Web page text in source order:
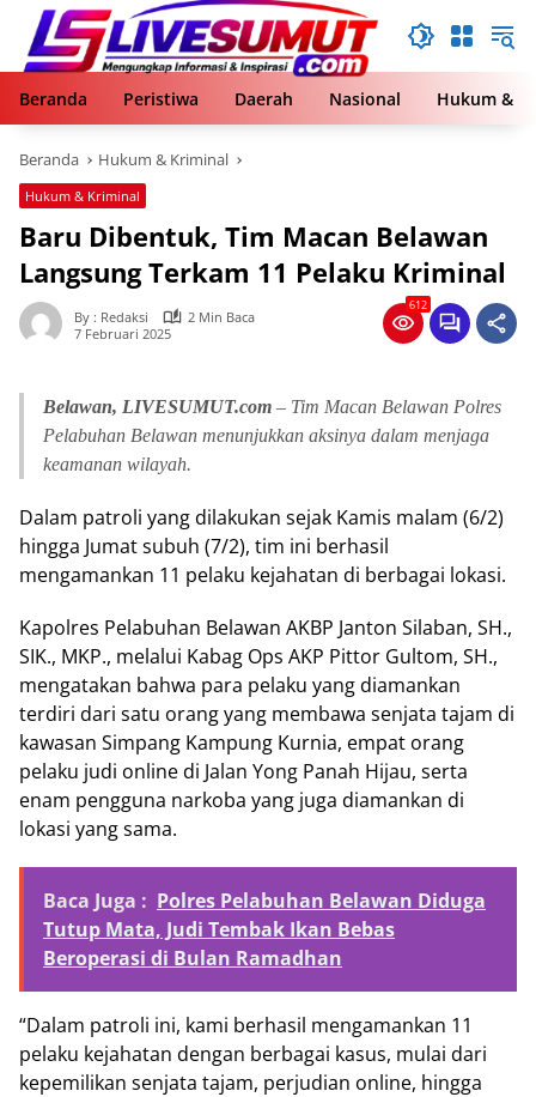
Langsung
konten
Beranda
Peristiwa Daerah Nasional Hukum &
Beranda Hukum & Kriminal
Hukum & Kriminal
Baru Dibentuk, Tim Macan Belawan
Langsung Terkam 11 Pelaku Kriminal
By : Redaksi
2 Min Baca
7 Februari 2025
612
Belawan, LIVESUMUT.com – Tim Macan Belawan Polres
Pelabuhan Belawan menunjukkan aksinya dalam menjaga
keamanan wilayah.
Dalam patroli yang dilakukan sejak Kamis malam (6/2)
hingga Jumat subuh (7/2), tim ini berhasil
mengamankan 11 pelaku kejahatan di berbagai lokasi.
Kapolres Pelabuhan Belawan AKBP Janton Silaban, SH.,
SIK., MKP., melalui Kabag Ops AKP Pittor Gultom, SH.,
mengatakan bahwa para pelaku yang diamankan
terdiri dari satu orang yang membawa senjata tajam di
kawasan Simpang Kampung Kurnia, empat orang
pelaku judi online di Jalan Yong Panah Hijau, serta
enam pengguna narkoba yang juga diamankan di
lokasi yang sama.
Baca Juga : Polres Pelabuhan Belawan Diduga
Tutup Mata, Judi Tembak Ikan Bebas
Beroperasi di Bulan Ramadhan
“Dalam patroli ini, kami berhasil mengamankan 11
pelaku kejahatan dengan berbagai kasus, mulai dari
kepemilikan senjata tajam, perjudian online, hingga